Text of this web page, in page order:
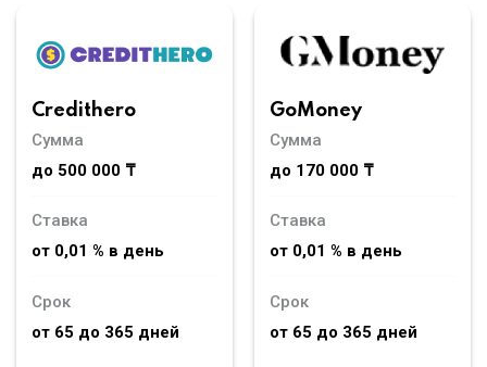
Credithero
Сумма
до 500 000 ₸
Ставка
от 0,01 % в день
Срок
от 65 до 365 дней
GoMoney
Сумма
до 170 000 ₸
Ставка
от 0,01 % в день
Срок
от 65 до 365 дней